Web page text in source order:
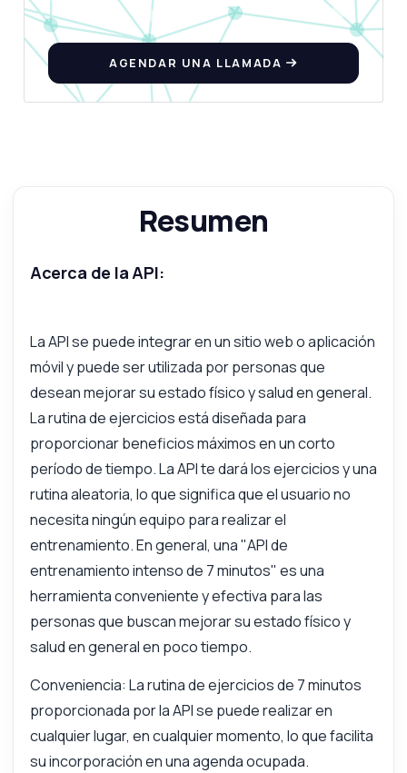
AGENDAR UNA LLAMADA
Resumen
Acerca de la API:
La API se puede integrar en un sitio web o aplicación
móvil y puede ser utilizada por personas que
desean mejorar su estado físico y salud en general.
La rutina de ejercicios está diseñada para
proporcionar beneficios máximos en un corto
período de tiempo. La API te dará los ejercicios y una
rutina aleatoria, lo que significa que el usuario no
necesita ningún equipo para realizar el
entrenamiento. En general, una "API de
entrenamiento intenso de 7 minutos" es una
herramienta conveniente y efectiva para las
personas que buscan mejorar su estado físico y
salud en general en poco tiempo.
Conveniencia: La rutina de ejercicios de 7 minutos
proporcionada por la API se puede realizar en
cualquier lugar, en cualquier momento, lo que facilita
su incorporación en una agenda ocupada.
Pregunta lo que quieras
endpoints, precios, tips de integración, lo
que necesites.
¿Qué parámetros necesito para llamar al
¿Puedo personalizar la rutina de ejercicios?
¿Cómo manejo los errores de la API?
¿Hay un límite en el número de solicitudes
que puedo hacer?
¿Qué puede hacer esta API?
Muéstrame un ejemplo de código
¿Cuánto cuesta?